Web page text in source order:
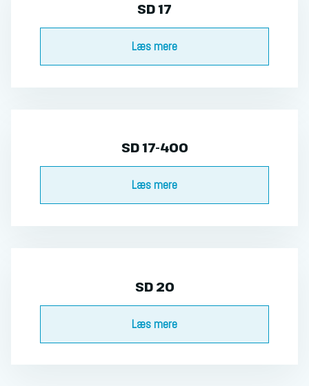
SD 17
Læs mere​
SD 17-400
Læs mere​
SD 20
Læs mere​